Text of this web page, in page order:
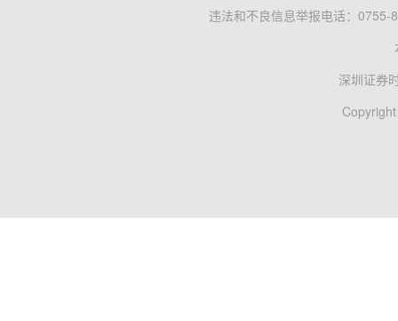
违法和不良信息举报电话：0755-
深圳证券